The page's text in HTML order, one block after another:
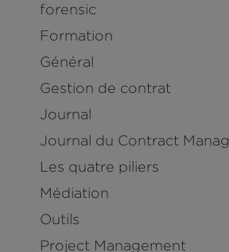
forensic
Formation
Général
Gestion de contrat
Journal
Journal du Contract
Les quatre piliers
Médiation
Outils
Project Management